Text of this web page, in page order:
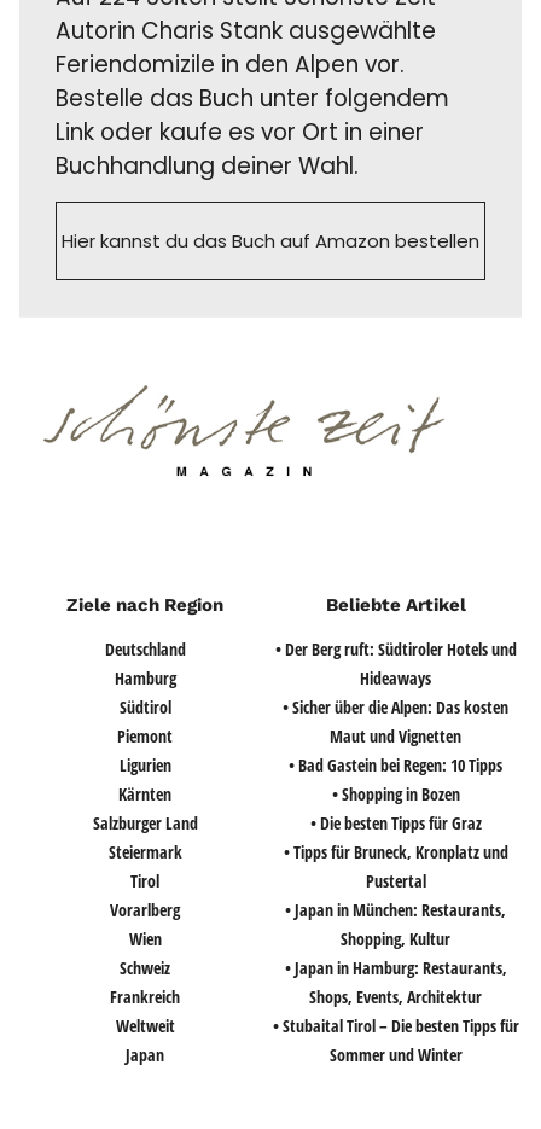
Autorin Charis Stank ausgewählte
Feriendomizile in den Alpen vor.
Bestelle das Buch unter folgendem
Link oder kaufe es vor Ort in einer
Buchhandlung deiner Wahl.
Hier kannst du das Buch auf Amazon bestellen
Ziele nach Region
Deutschland
Hamburg
Südtirol
Piemont
Ligurien
Kärnten
Salzburger Land
Steiermark
Tirol
Vorarlberg
Wien
Schweiz
Frankreich
Weltweit
Japan
Beliebte Artikel
• Der Berg ruft: Südtiroler Hotels und
Hideaways
• Sicher über die Alpen: Das kosten
Maut und Vignetten
• Bad Gastein bei Regen: 10 Tipps
• Shopping in Bozen
• Die besten Tipps für Graz
• Tipps für Bruneck, Kronplatz und
Pustertal
• Japan in München: Restaurants,
Shopping, Kultur
• Japan in Hamburg: Restaurants,
Shops, Events, Architektur
• Stubaital Tirol – Die besten Tipps für
Sommer und Winter